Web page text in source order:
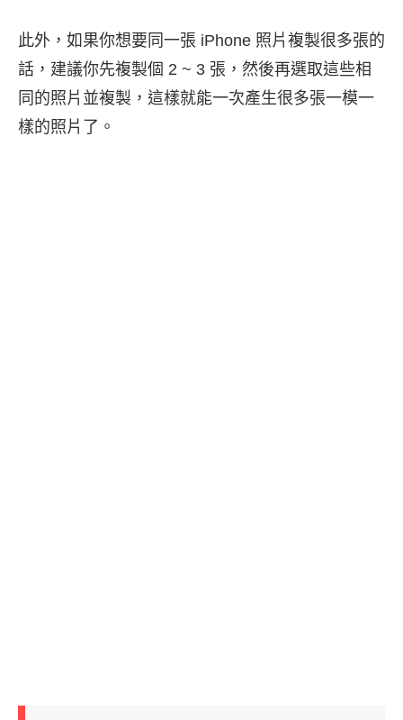
此外，如果你想要同一張 iPhone 照片複製很多張的
話，建議你先複製個 2 ~ 3 張，然後再選取這些相
同的照片並複製，這樣就能一次產生很多張一模一
樣的照片了。